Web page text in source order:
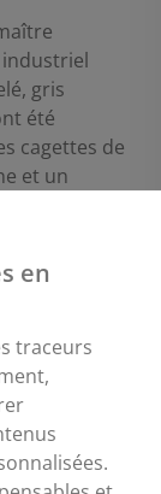
gris
été
cagettes de
et un
effet, leurs
dalles et
gamme
en
traceurs